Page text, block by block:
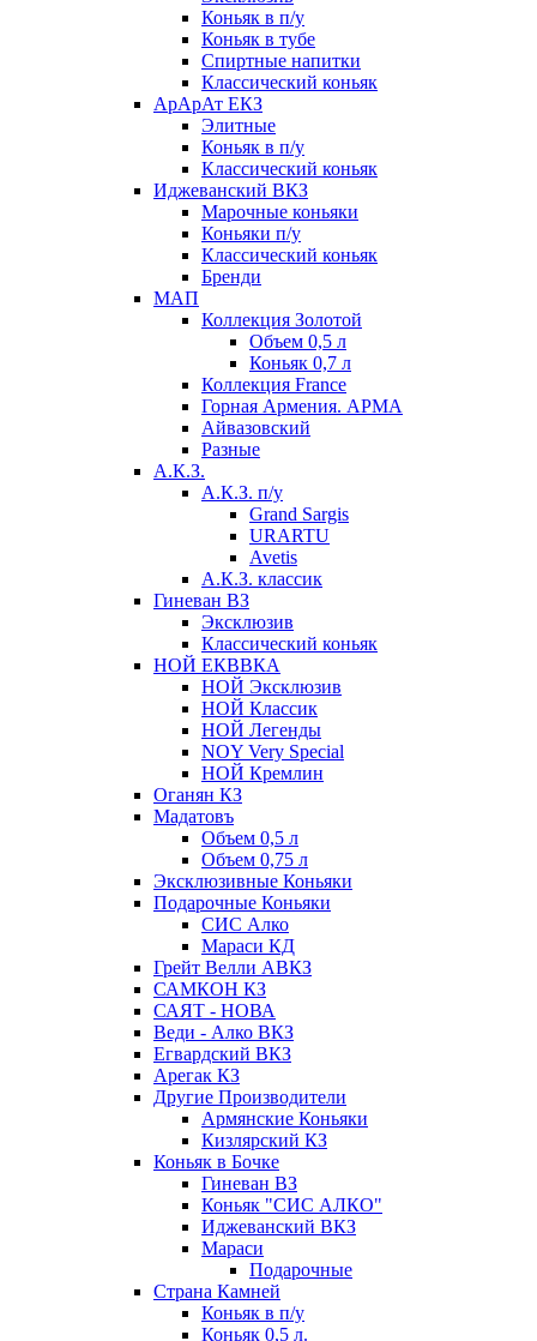
Коньяк в п/у
Коньяк в тубе
Спиртные напитки
Классический коньяк
АрАрАт ЕКЗ
Элитные
Коньяк в п/у
Классический коньяк
Иджеванский ВКЗ
Марочные коньяки
Коньяки п/у
Классический коньяк
Бренди
МАП
Коллекция Золотой
Объем 0,5 л
Коньяк 0,7 л
Коллекция France
Горная Армения. АРМА
Айвазовский
Разные
А.К.З.
А.К.З. п/у
Grand Sargis
URARTU
Avetis
А.К.З. классик
Гиневан ВЗ
Эксклюзив
Классический коньяк
НОЙ ЕКВВКА
НОЙ Эксклюзив
НОЙ Классик
НОЙ Легенды
NOY Very Speсial
НОЙ Кремлин
Оганян КЗ
Мадатовъ
Объем 0,5 л
Объем 0,75 л
Эксклюзивные Коньяки
Подарочные Коньяки
СИС Алко
Мараси КД
Грейт Велли АВКЗ
САМКОН КЗ
САЯТ - НОВА
Веди - Алко ВКЗ
Егвардский ВКЗ
Арегак КЗ
Другие Производители
Армянские Коньяки
Кизлярский КЗ
Коньяк в Бочке
Гиневан ВЗ
Коньяк "СИС АЛКО"
Иджеванский ВКЗ
Мараси
Подарочные
Страна Камней
Коньяк в п/у
Коньяк 0,5 л.